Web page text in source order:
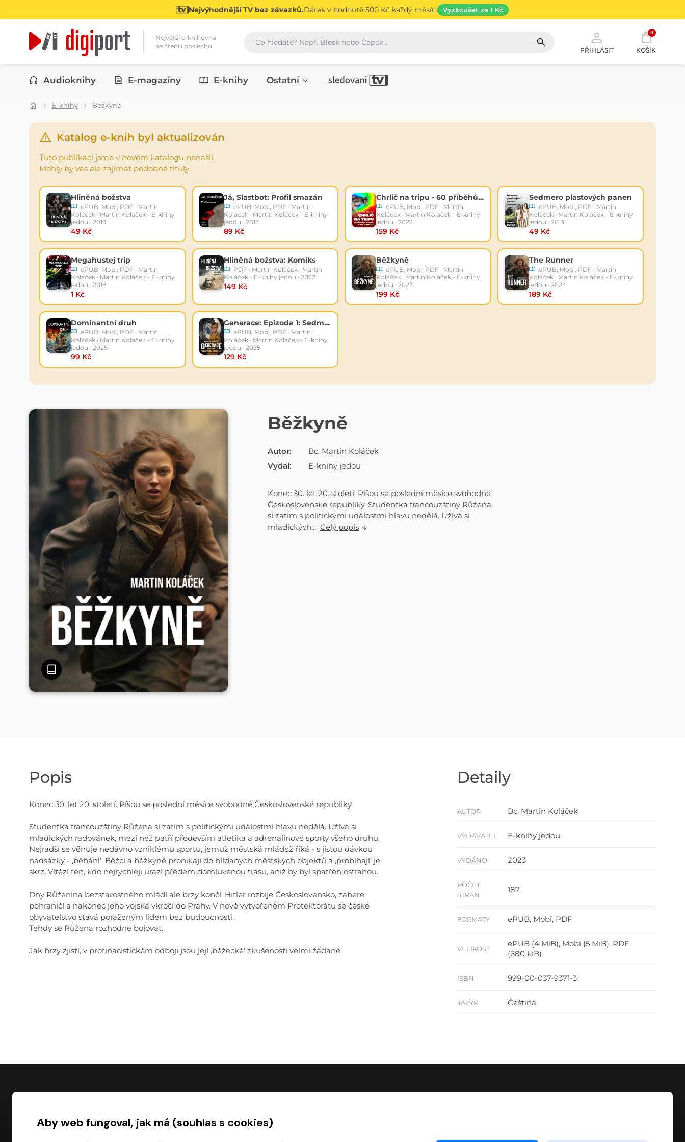
Nejvýhodnější TV bez závazků.Dárek v hodnotě 500 Kč každý měsíc. Vyzkoušet za 1 Kč
Největší e-knihovna
ke čtení i poslechu
Vyhledávání
PŘIHLÁSIT
0
KOŠÍK
Kategorie
Audioknihy E-magazíny E-knihy Ostatní
E-knihy Běžkyně
Katalog e-knih byl aktualizován
Tuto publikaci jsme v novém katalogu nenašli.
Mohly by vás ale zajímat podobné tituly:
Hliněná božstva
ePUB, Mobi, PDF · Martin
Koláček · Martin Koláček - E-knihy
jedou · 2019
49 Kč
Já, Slastbot: Profil smazán
ePUB, Mobi, PDF · Martin
Koláček · Martin Koláček - E-knihy
jedou · 2013
89 Kč
Chrlič na tripu - 60 příběhů z historie, které se nestaly
ePUB, Mobi, PDF · Martin
Koláček · Martin Koláček - E-knihy
jedou · 2022
159 Kč
Sedmero plastových panen
ePUB, Mobi, PDF · Martin
Koláček · Martin Koláček - E-knihy
jedou · 2013
49 Kč
Megahustej trip
ePUB, Mobi, PDF · Martin
Koláček · Martin Koláček - E-knihy
jedou · 2018
1 Kč
Hliněná božstva: Komiks
PDF · Martin Koláček · Martin
Koláček - E-knihy jedou · 2022
149 Kč
Běžkyně
ePUB, Mobi, PDF · Martin
Koláček · Martin Koláček - E-knihy
jedou · 2023
199 Kč
The Runner
ePUB, Mobi, PDF · Martin
Koláček · Martin Koláček - E-knihy
jedou · 2024
189 Kč
Dominantní druh
ePUB, Mobi, PDF · Martin
Koláček · Martin Koláček - E-knihy
jedou · 2025
99 Kč
Generace: Epizoda 1: Sedmdesátá generace
ePUB, Mobi, PDF · Martin
Koláček · Martin Koláček - E-knihy
jedou · 2025
129 Kč
E-KNIHA
Běžkyně
Autor:
Bc. Martin Koláček
Vydal:
E-knihy jedou
Konec 30. let 20. století. Píšou se poslední měsíce svobodné
Československé republiky. Studentka francouzštiny Růžena
si zatím s politickými událostmi hlavu nedělá. Užívá si
mladických... Celý popis
Popis
Konec 30. let 20. století. Píšou se poslední měsíce svobodné Československé republiky.
Studentka francouzštiny Růžena si zatím s politickými událostmi hlavu nedělá. Užívá si
mladických radovánek, mezi než patří především atletika a adrenalinové sporty všeho druhu.
Nejradši se věnuje nedávno vzniklému sportu, jemuž městská mládež říká - s jistou dávkou
nadsázky - ,běhání‘. Běžci a běžkyně pronikají do hlídaných městských objektů a ,probíhají‘ je
skrz. Vítězí ten, kdo nejrychleji urazí předem domluvenou trasu, aniž by byl spatřen ostrahou.
Dny Růženina bezstarostného mládí ale brzy končí. Hitler rozbije Československo, zabere
pohraničí a nakonec jeho vojska vkročí do Prahy. V nově vytvořeném Protektorátu se české
obyvatelstvo stává poraženým lidem bez budoucnosti.
Tehdy se Růžena rozhodne bojovat.
Jak brzy zjistí, v protinacistickém odboji jsou její ,běžecké‘ zkušenosti velmi žádané.
Detaily
AUTOR Bc. Martin Koláček
VYDAVATEL E-knihy jedou
VYDÁNO 2023
POČET
STRAN
187
FORMÁTY ePUB, Mobi, PDF
VELIKOST
ePUB (4 MiB), Mobi (5 MiB), PDF
(680 kiB)
ISBN 999-00-037-9371-3
JAZYK Čeština
Časté dotazy
Aby web fungoval, jak má (souhlas s cookies)